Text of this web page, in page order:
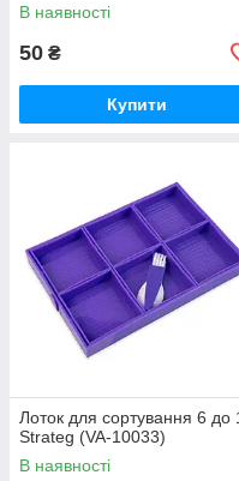
В наявності
50 ₴
Купити
Лоток для сортування 6 до
Strateg (VA-10033)
В наявності